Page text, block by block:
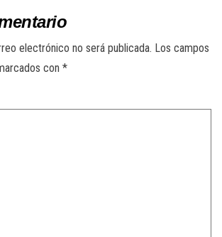
electrónico no será publicada. Los campos
con *